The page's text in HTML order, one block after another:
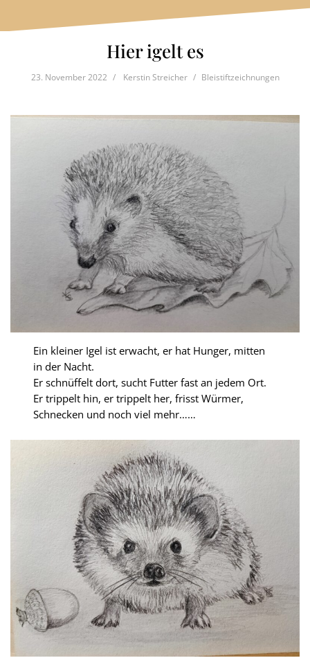
Hier igelt es
23. November 2022 Kerstin Streicher Bleistiftzeichnungen
Ein kleiner Igel ist erwacht, er hat Hunger, mitten
in der Nacht.
Er schnüffelt dort, sucht Futter fast an jedem Ort.
Er trippelt hin, er trippelt her, frisst Würmer,
Schnecken und noch viel mehr……